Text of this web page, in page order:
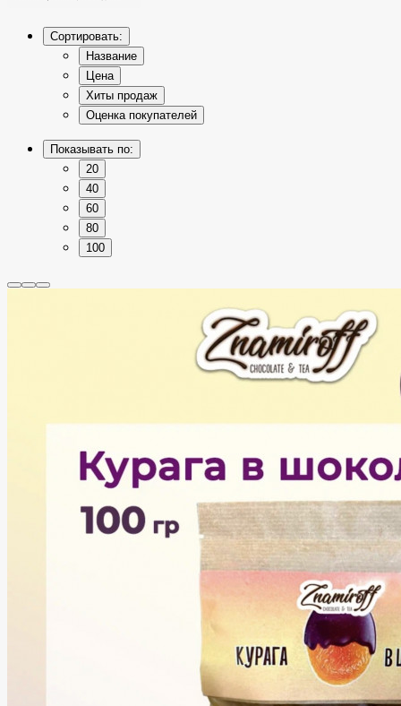
Сортировать:
Название
Цена
Хиты продаж
Оценка покупателей
Показывать по:
20
40
60
80
100